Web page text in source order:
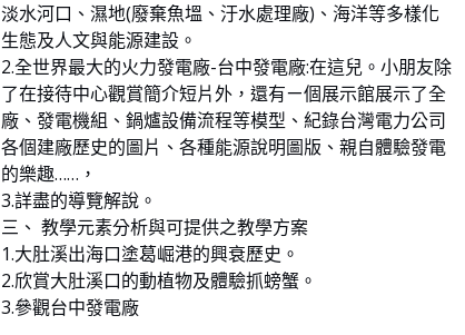
淡水河口、濕地(廢棄魚塭、汙水處理廠)、海洋等多樣化
生態及人文與能源建設。
2.全世界最大的火力發電廠-台中發電廠:在這兒。小朋友除
了在接待中心觀賞簡介短片外，還有ㄧ個展示館展示了全
廠、發電機組、鍋爐設備流程等模型、紀錄台灣電力公司
各個建廠歷史的圖片、各種能源說明圖版、親自體驗發電
的樂趣……，
3.詳盡的導覽解說。
三、 教學元素分析與可提供之教學方案
1.大肚溪出海口塗葛崛港的興衰歷史。
2.欣賞大肚溪口的動植物及體驗抓螃蟹。
3.參觀台中發電廠